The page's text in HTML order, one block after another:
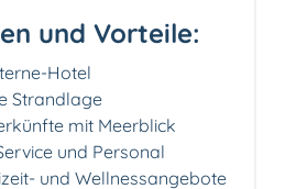
und Vorteile:
Hotel
Strandlage
mit Meerblick
und Personal
und Wellnessangebote